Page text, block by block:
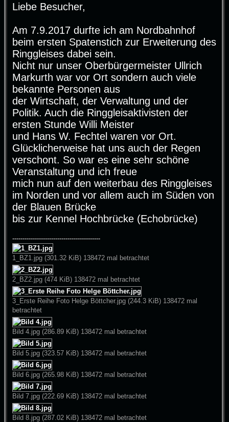
g
Liebe Besucher,
Am 7.9.2017 durfte ich am Nordbahnhof
beim ersten Spatenstich zur Erweiterung des
Ringgleises dabei sein.
Nicht nur unser Oberbürgermeister Ullrich
Markurth war vor Ort sondern auch viele
bekannte Personen aus
der Wirtschaft, der Verwaltung und der
Politik. Auch die Ringgleisaktivisten der
ersten Stunde Willi Meister
und Hans W. Fechtel waren vor Ort.
Glücklicherweise hat uns auch der Regen
verschont. So war es eine sehr schöne
Veranstaltung und ich freue
mich nun auf den weiterbau des Ringgleises
im Norden und vor allem auch im Süden von
der Blauen Brücke
bis zur Kennel Hochbrücke (Echobrücke)
-------------------------------------------
1_BZ1.jpg (301.32 KiB) 138472 mal betrachtet
2_BZ2.jpg (474 KiB) 138472 mal betrachtet
3_Erste Reihe Foto Helge Böttcher.jpg (244.3 KiB) 138472 mal
betrachtet
Bild 4.jpg (286.89 KiB) 138472 mal betrachtet
Bild 5.jpg (323.57 KiB) 138472 mal betrachtet
Bild 6.jpg (265.98 KiB) 138472 mal betrachtet
Bild 7.jpg (222.69 KiB) 138472 mal betrachtet
Bild 8.jpg (287.02 KiB) 138472 mal betrachtet